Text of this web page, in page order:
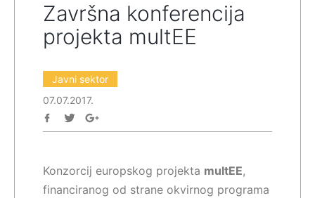
Završna konferencija
projekta multEE
Javni sektor
07.07.2017.
Konzorcij europskog projekta multEE,
financiranog od strane okvirnog programa